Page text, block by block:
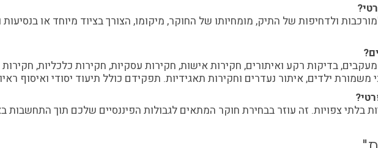
ולדחיפות של התיק, מומחיותו של החוקר, מיקומו, הצורך בציוד מיוחד או בנסיעות
בדיקות רקע ואיתורים, חקירות אישות, חקירות עסקיות, חקירות כלכליות, חקירות
ילדים, איתור נעדרים וחקירות תאגידיות. תפקידם כולל תיעוד יסודי ואיסוף
בלתי צפויות. זה עוזר בבחירת חוקר המתאים לגבולות הפיננסיים שלכם תוך התחשבות